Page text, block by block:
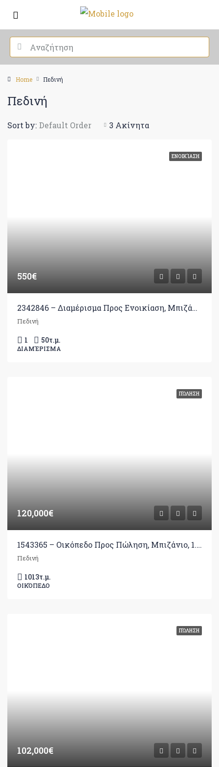
Home Πεδινή
Πεδινή
3 Ακίνητα
Sort by: Default Order
ΕΝΟΙΚΊΑΣΗ
550€
2342846 – Διαμέρισμα Προς Ενοικίαση, Μπιζάνιο, 50 τ.μ., €550
Πεδινή
1 50τ.μ.
ΔΙΑΜΈΡΙΣΜΑ
ΠΏΛΗΣΗ
120,000€
1543365 – Οικόπεδο Προς Πώληση, Μπιζάνιο, 1.013 τ.μ., €120.000
Πεδινή
1013τ.μ.
ΟΙΚΌΠΕΔΟ
ΠΏΛΗΣΗ
102,000€